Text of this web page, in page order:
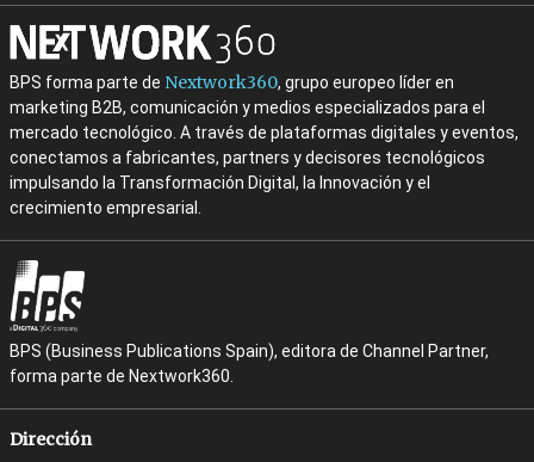
BPS forma parte de Nextwork360, grupo europeo líder en
marketing B2B, comunicación y medios especializados para el
mercado tecnológico. A través de plataformas digitales y eventos,
conectamos a fabricantes, partners y decisores tecnológicos
impulsando la Transformación Digital, la Innovación y el
crecimiento empresarial.
BPS (Business Publications Spain), editora de Channel Partner,
forma parte de Nextwork360.
Dirección